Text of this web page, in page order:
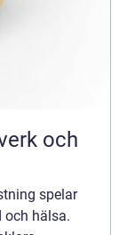
spelar
och hälsa.